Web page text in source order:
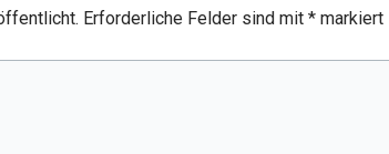
Erforderliche Felder sind mit * markiert